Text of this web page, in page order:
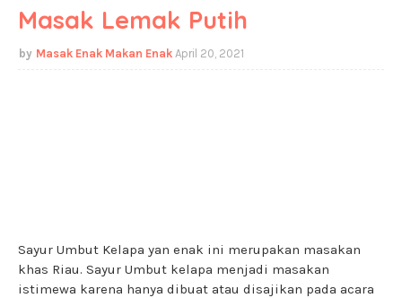
Masak Lemak Putih
Masak Enak Makan Enak April 20, 2021
Sayur Umbut Kelapa yan enak ini merupakan masakan
khas Riau. Sayur Umbut kelapa menjadi masakan
istimewa karena hanya dibuat atau disajikan pada acara